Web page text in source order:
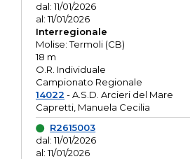
dal: 11/01/2026
al: 11/01/2026
Interregionale
Molise: Termoli (CB)
18 m
O.R. Individuale
Campionato Regionale
14022 - A.S.D. Arcieri del Mare
Capretti, Manuela Cecilia
R2615003
dal: 11/01/2026
al: 11/01/2026